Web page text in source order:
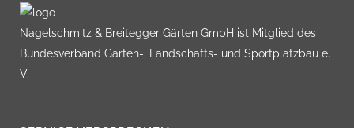
Nagelschmitz & Breitegger Gärten GmbH ist Mitglied des
Bundesverband Garten-, Landschafts- und Sportplatzbau e.
V.